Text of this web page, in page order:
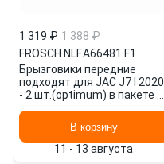
1 319 ₽ 1 388 ₽
FROSCH·NLF.A66481.F1
Брызговики передние
подходят для JAC J7 I 2020
- 2 шт.(optimum) в пакете /
FROSCH
В корзину
11 - 13 августа